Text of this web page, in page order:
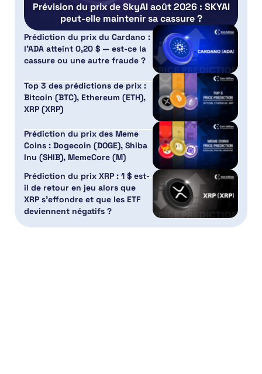
Prévision du prix de SkyAI août 2026 : SKYAI
peut-elle maintenir sa cassure ?
Prédiction du prix du Cardano :
l’ADA atteint 0,20 $ — est-ce la
cassure ou une autre fraude ?
Top 3 des prédictions de prix :
Bitcoin (BTC), Ethereum (ETH),
XRP (XRP)
Prédiction du prix des Meme
Coins : Dogecoin (DOGE), Shiba
Inu (SHIB), MemeCore (M)
Prédiction du prix XRP : 1 $ est-
il de retour en jeu alors que
XRP s’effondre et que les ETF
deviennent négatifs ?